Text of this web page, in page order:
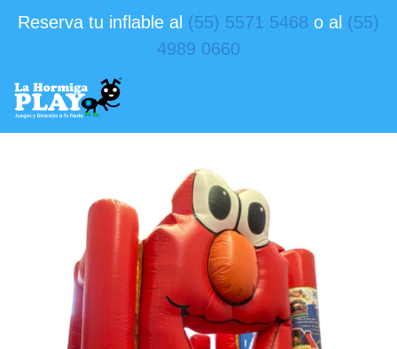
Reserva tu inflable al (55) 5571 5468 o al (55)
4989 0660